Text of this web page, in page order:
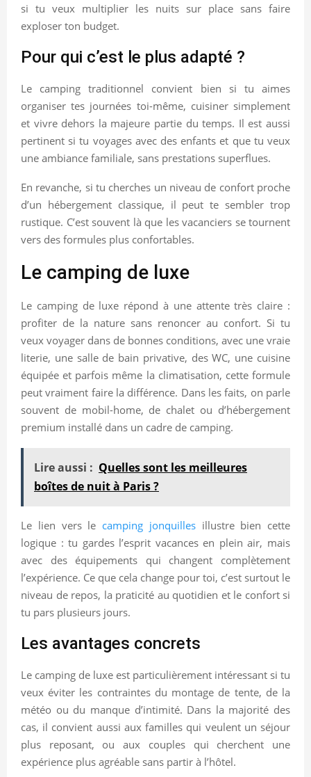
si tu veux multiplier les nuits sur place sans faire
exploser ton budget.
Pour qui c’est le plus adapté ?
Le camping traditionnel convient bien si tu aimes
organiser tes journées toi-même, cuisiner simplement
et vivre dehors la majeure partie du temps. Il est aussi
pertinent si tu voyages avec des enfants et que tu veux
une ambiance familiale, sans prestations superflues.
En revanche, si tu cherches un niveau de confort proche
d’un hébergement classique, il peut te sembler trop
rustique. C’est souvent là que les vacanciers se tournent
vers des formules plus confortables.
Le camping de luxe
Le camping de luxe répond à une attente très claire :
profiter de la nature sans renoncer au confort. Si tu
veux voyager dans de bonnes conditions, avec une vraie
literie, une salle de bain privative, des WC, une cuisine
équipée et parfois même la climatisation, cette formule
peut vraiment faire la différence. Dans les faits, on parle
souvent de mobil-home, de chalet ou d’hébergement
premium installé dans un cadre de camping.
Lire aussi : Quelles sont les meilleures
boîtes de nuit à Paris ?
Le lien vers le camping jonquillesillustre bien cette
logique : tu gardes l’esprit vacances en plein air, mais
avec des équipements qui changent complètement
l’expérience. Ce que cela change pour toi, c’est surtout le
niveau de repos, la praticité au quotidien et le confort si
tu pars plusieurs jours.
Les avantages concrets
Le camping de luxe est particulièrement intéressant si tu
veux éviter les contraintes du montage de tente, de la
météo ou du manque d’intimité. Dans la majorité des
cas, il convient aussi aux familles qui veulent un séjour
plus reposant, ou aux couples qui cherchent une
expérience plus agréable sans partir à l’hôtel.